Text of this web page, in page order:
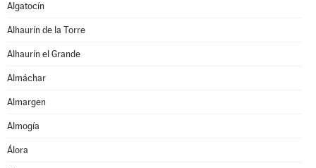
Algatocín
Alhaurín de la Torre
Alhaurín el Grande
Almáchar
Almargen
Almogía
Álora